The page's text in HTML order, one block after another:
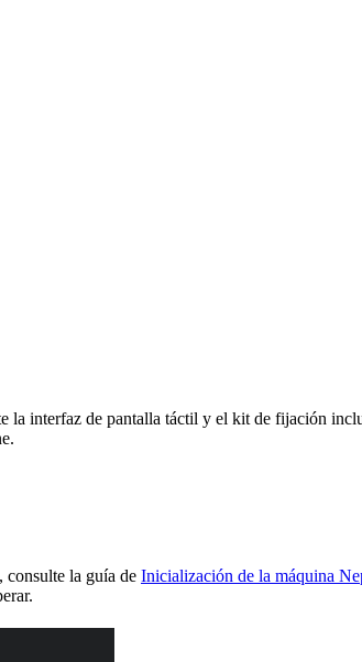
la interfaz de pantalla táctil y el kit de fijación
consulte la guía de Inicialización de la máquina